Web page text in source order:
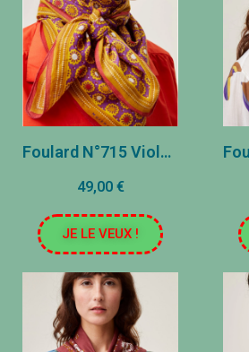
Foulard N°715 Violette
49,00 €
JE LE VEUX !